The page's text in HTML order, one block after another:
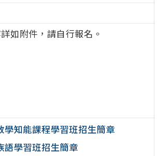
如附件，請自行報名。
學知能課程學習班招生簡章
語學習班招生簡章